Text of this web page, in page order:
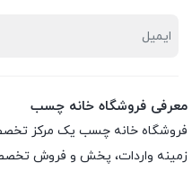
معرفی فروشگاه خانه چسب
فروشگاه خانه چسب یک مرکز
زمینه واردات، پخش و فروش